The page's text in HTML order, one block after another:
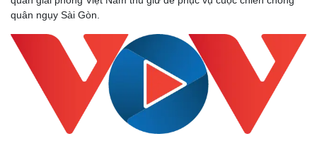
Doanh nghiệp
Công nghệ
quân ngụy Sài Gòn.